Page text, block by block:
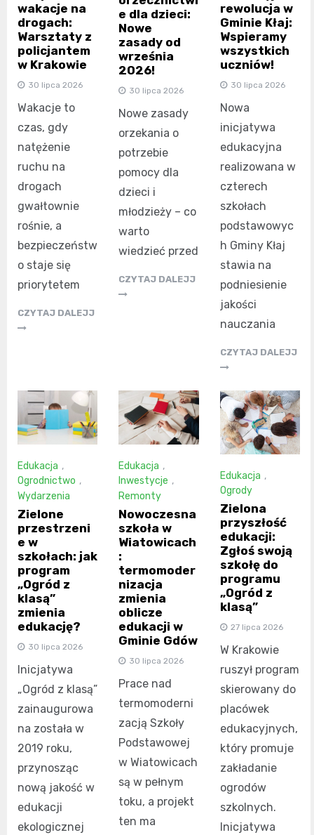
wakacje na
drogach:
Warsztaty z
policjantem
w Krakowie
30 lipca 2026
Wakacje to
czas, gdy
natężenie
ruchu na
drogach
gwałtownie
rośnie, a
bezpieczeństw
o staje się
priorytetem
CZYTAJ DALEJJ
e dla dzieci:
Nowe
zasady od
września
2026!
30 lipca 2026
Nowe zasady
orzekania o
potrzebie
pomocy dla
dzieci i
młodzieży – co
warto
wiedzieć przed
CZYTAJ DALEJJ
rewolucja w
Gminie Kłaj:
Wspieramy
wszystkich
uczniów!
30 lipca 2026
Nowa
inicjatywa
edukacyjna
realizowana w
czterech
szkołach
podstawowyc
h Gminy Kłaj
stawia na
podniesienie
jakości
nauczania
CZYTAJ DALEJJ
Edukacja ,
Ogrodnictwo ,
Wydarzenia
Zielone
przestrzeni
e w
szkołach: jak
program
„Ogród z
klasą”
zmienia
edukację?
30 lipca 2026
Inicjatywa
„Ogród z klasą”
zainaugurowa
na została w
2019 roku,
przynosząc
nową jakość w
edukacji
ekologicznej
Edukacja ,
Inwestycje ,
Remonty
Nowoczesna
szkoła w
Wiatowicach
:
termomoder
nizacja
zmienia
oblicze
edukacji w
Gminie Gdów
30 lipca 2026
Prace nad
termomoderni
zacją Szkoły
Podstawowej
w Wiatowicach
są w pełnym
toku, a projekt
ten ma
Edukacja ,
Ogrody
Zielona
przyszłość
edukacji:
Zgłoś swoją
szkołę do
programu
„Ogród z
klasą”
27 lipca 2026
W Krakowie
ruszył program
skierowany do
placówek
edukacyjnych,
który promuje
zakładanie
ogrodów
szkolnych.
Inicjatywa